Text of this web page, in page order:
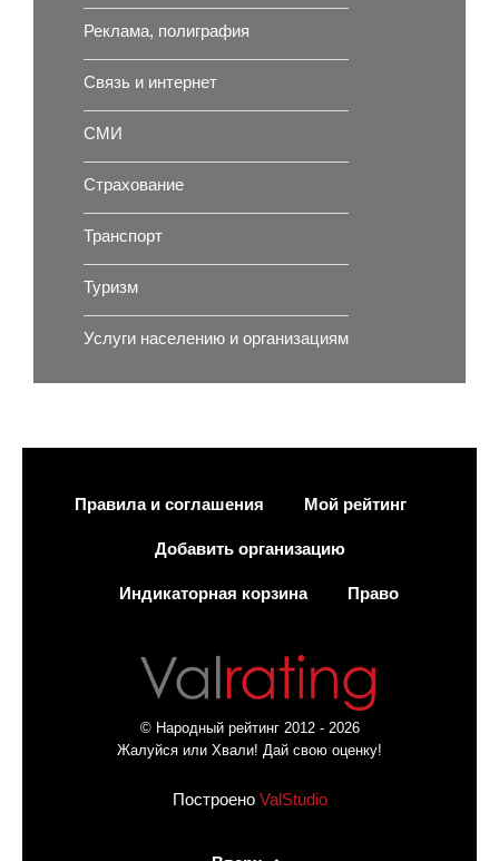
Реклама, полиграфия
Связь и интернет
СМИ
Страхование
Транспорт
Туризм
Услуги населению и организациям
Правила и соглашения Мой рейтинг
Добавить организацию
Индикаторная корзина Право
© Народный рейтинг 2012 - 2026
Жалуйся или Хвали! Дай свою оценку!
Построено ValStudio